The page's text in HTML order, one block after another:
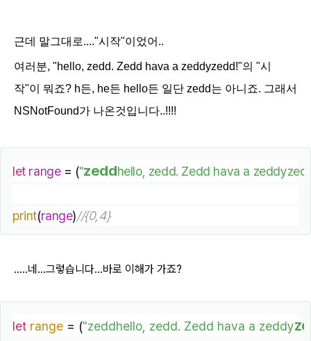
근데 말그대로...."시작"이었어..
여러분, "hello, zedd. Zedd hava a zeddyzedd!"의 "시
작"이 뭐죠? h든, he든 hello든 일단 zedd는 아니죠. 그래서
NSNotFound가 나온것입니다..!!!!
let range = ("zeddhello, zedd. Zedd hava a
print(range)//{0,4}
.....네...그렇습니다...바로 이해가 가죠?
let range = ("zeddhello, zedd. Zedd hava a zeddy